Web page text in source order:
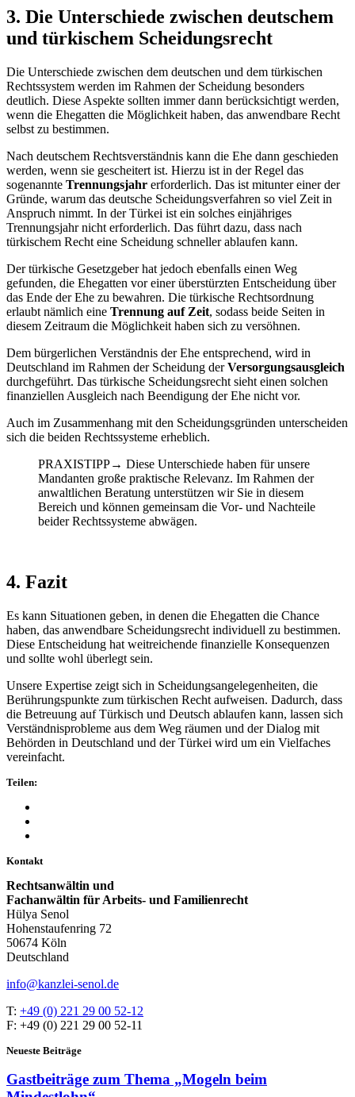
3. Die Unterschiede zwischen deutschem
und türkischem Scheidungsrecht
Die Unterschiede zwischen dem deutschen und dem türkischen
Rechtssystem werden im Rahmen der Scheidung besonders
deutlich. Diese Aspekte sollten immer dann berücksichtigt werden,
wenn die Ehegatten die Möglichkeit haben, das anwendbare Recht
selbst zu bestimmen.
Nach deutschem Rechtsverständnis kann die Ehe dann geschieden
werden, wenn sie gescheitert ist. Hierzu ist in der Regel das
sogenannte Trennungsjahr erforderlich. Das ist mitunter einer der
Gründe, warum das deutsche Scheidungsverfahren so viel Zeit in
Anspruch nimmt. In der Türkei ist ein solches einjähriges
Trennungsjahr nicht erforderlich. Das führt dazu, dass nach
türkischem Recht eine Scheidung schneller ablaufen kann.
Der türkische Gesetzgeber hat jedoch ebenfalls einen Weg
gefunden, die Ehegatten vor einer überstürzten Entscheidung über
das Ende der Ehe zu bewahren. Die türkische Rechtsordnung
erlaubt nämlich eine Trennung auf Zeit, sodass beide Seiten in
diesem Zeitraum die Möglichkeit haben sich zu versöhnen.
Dem bürgerlichen Verständnis der Ehe entsprechend, wird in
Deutschland im Rahmen der Scheidung derVersorgungsausgleich
durchgeführt. Das türkische Scheidungsrecht sieht einen solchen
finanziellen Ausgleich nach Beendigung der Ehe nicht vor.
Auch im Zusammenhang mit den Scheidungsgründen unterscheiden
sich die beiden Rechtssysteme erheblich.
PRAXISTIPP→ Diese Unterschiede haben für unsere
Mandanten große praktische Relevanz. Im Rahmen der
anwaltlichen Beratung unterstützen wir Sie in diesem
Bereich und können gemeinsam die Vor- und Nachteile
beider Rechtssysteme abwägen.
4. Fazit
Es kann Situationen geben, in denen die Ehegatten die Chance
haben, das anwendbare Scheidungsrecht individuell zu bestimmen.
Diese Entscheidung hat weitreichende finanzielle Konsequenzen
und sollte wohl überlegt sein.
Unsere Expertise zeigt sich in Scheidungsangelegenheiten, die
Berührungspunkte zum türkischen Recht aufweisen. Dadurch, dass
die Betreuung auf Türkisch und Deutsch ablaufen kann, lassen sich
Verständnisprobleme aus dem Weg räumen und der Dialog mit
Behörden in Deutschland und der Türkei wird um ein Vielfaches
vereinfacht.
Teilen:
Kontakt
Rechtsanwältin und
Fachanwältin für Arbeits- und Familienrecht
Hülya Senol
Hohenstaufenring 72
50674 Köln
Deutschland
info@kanzlei-senol.de
T: +49 (0) 221 29 00 52-12
F: +49 (0) 221 29 00 52-11
Neueste Beiträge
Gastbeiträge zum Thema „Mogeln beim